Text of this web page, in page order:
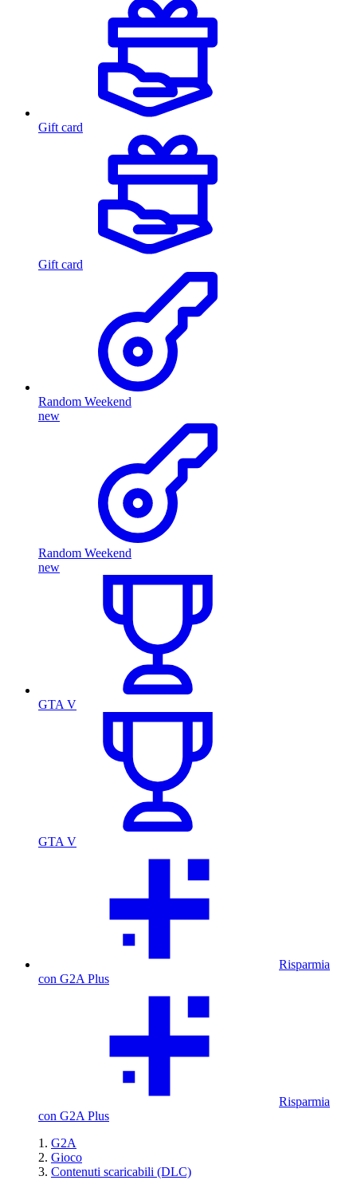
Gift card
Gift card
Random Weekend
new
Random Weekend
new
GTA V
GTA V
Risparmia
con G2A Plus
Risparmia
con G2A Plus
G2A
Gioco
Contenuti scaricabili (DLC)